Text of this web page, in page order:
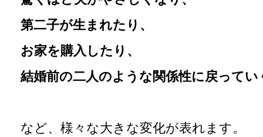
第二子が生まれたり、
お家を購入したり、
結婚前の二人のような関係性に戻ってい
など、様々な大きな変化が表れます。